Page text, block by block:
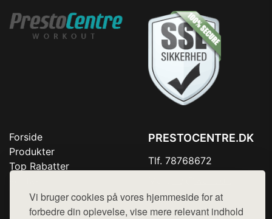
Vi bruger cookies på vores hjemmeside for at
forbedre din oplevelse, vise mere relevant indhold
Forside
Produkter
Top Rabatter
PRESTOCENTRE.DK
Tlf. 78768672
Cookie- og privatlivspolitik